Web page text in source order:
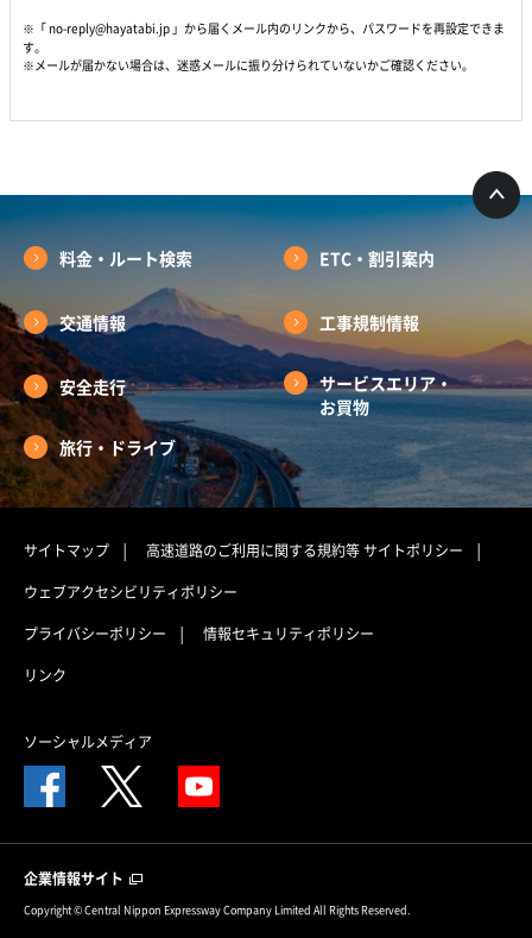
※「 no-reply@hayatabi.jp 」から届くメール内のリンクから、パスワードを再設定できま
す。
※メールが届かない場合は、迷惑メールに振り分けられていないかご確認ください。
料金・ルート検索 ETC・割引案内
交通情報 工事規制情報
安全走行
サービスエリア・
お買物
旅行・ドライブ
サイトマップ 高速道路のご利用に関する規約等サイトポリシー
ウェブアクセシビリティポリシー
プライバシーポリシー
情報セキュリティポリシー
リンク
ソーシャルメディア
企業情報サイト
Copyright © Central Nippon Expressway Company Limited All Rights Reserved.